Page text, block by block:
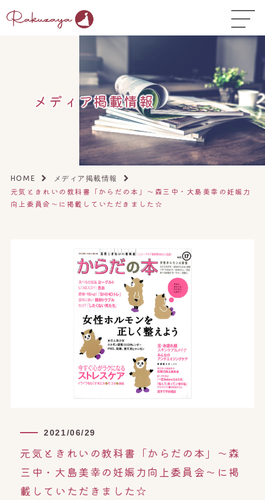
TOP
はじめての方へ
コース料金
よくある質問
お悩み温活ガイド ▼
店舗一覧▼
オンラインストア▼
オンライン予約はこちら
メディア掲載情報
HOME メディア掲載情報
元気ときれいの教科書「からだの本」〜森三中・大島美幸の妊娠力
向上委員会〜に掲載していただきました☆
2021/06/29
元気ときれいの教科書「からだの本」〜森
三中・大島美幸の妊娠力向上委員会〜に掲
載していただきました☆